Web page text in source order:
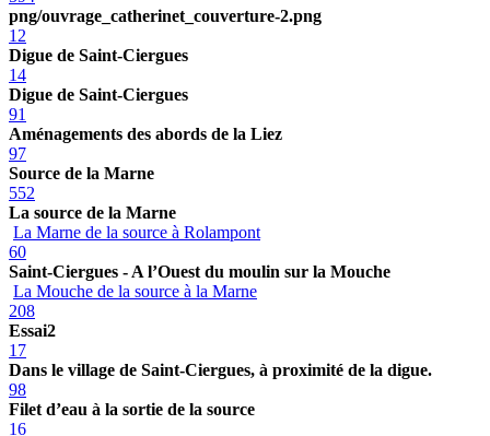
png/ouvrage_catherinet_couverture-2.png
12
Digue de Saint-Ciergues
14
Digue de Saint-Ciergues
91
Aménagements des abords de la Liez
97
Source de la Marne
552
La source de la Marne
La Marne de la source à Rolampont
60
Saint-Ciergues - A l’Ouest du moulin sur la Mouche
La Mouche de la source à la Marne
208
Essai2
17
Dans le village de Saint-Ciergues, à proximité de la digue.
98
Filet d’eau à la sortie de la source
16